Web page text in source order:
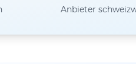
Anbieter